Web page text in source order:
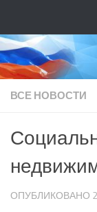
ВСЕ НОВОСТИ
ОПУБЛИКОВАНО